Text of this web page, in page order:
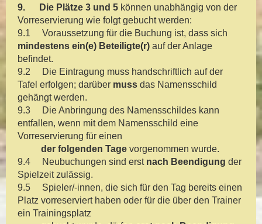
9. Die Plätze 3 und 5 können unabhängig von der
Vorreservierung wie folgt gebucht werden:
9.1 Voraussetzung für die Buchung ist, dass sich
mindestens ein(e) Beteiligte(r) auf der Anlage
befindet.
9.2 Die Eintragung muss handschriftlich auf der
Tafel erfolgen; darüber muss das Namensschild
gehängt werden.
9.3 Die Anbringung des Namensschildes kann
entfallen, wenn mit dem Namensschild eine
Vorreservierung für einen
der folgenden Tage vorgenommen wurde.
9.4 Neubuchungen sind erst nach Beendigung der
Spielzeit zulässig.
9.5 Spieler/-innen, die sich für den Tag bereits einen
Platz vorreserviert haben oder für die über den Trainer
ein Trainingsplatz